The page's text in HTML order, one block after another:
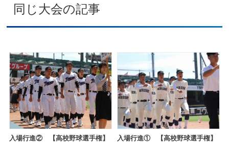
同じ大会の記事
入場行進② 【高校野球選手権】 入場行進① 【高校野球選手権】